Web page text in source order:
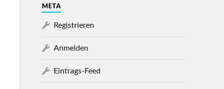
META
Registrieren
Anmelden
Eintrags-Feed